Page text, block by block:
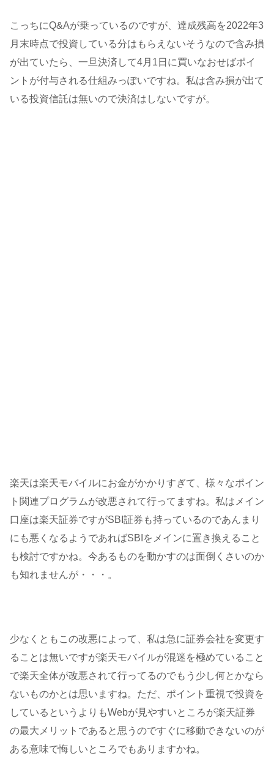
こっちにQ&Aが乗っているのですが、達成残高を2022年3
月末時点で投資している分はもらえないそうなので含み損
が出ていたら、一旦決済して4月1日に買いなおせばポイ
ントが付与される仕組みっぽいですね。私は含み損が出て
いる投資信託は無いので決済はしないですが。
楽天は楽天モバイルにお金がかかりすぎて、様々なポイン
ト関連プログラムが改悪されて行ってますね。私はメイン
口座は楽天証券ですがSBI証券も持っているのであんまり
にも悪くなるようであればSBIをメインに置き換えること
も検討ですかね。今あるものを動かすのは面倒くさいのか
も知れませんが・・・。
少なくともこの改悪によって、私は急に証券会社を変更す
ることは無いですが楽天モバイルが混迷を極めていること
で楽天全体が改悪されて行ってるのでもう少し何とかなら
ないものかとは思いますね。ただ、ポイント重視で投資を
しているというよりもWebが見やすいところが楽天証券
の最大メリットであると思うのですぐに移動できないのが
ある意味で悔しいところでもありますかね。